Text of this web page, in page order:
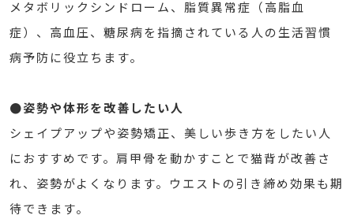
メタボリックシンドローム、脂質異常症（高脂血
症）、高血圧、糖尿病を指摘されている人の生活習慣
病予防に役立ちます。
●姿勢や体形を改善したい人
シェイプアップや姿勢矯正、美しい歩き方をしたい人
におすすめです。肩甲骨を動かすことで猫背が改善さ
れ、姿勢がよくなります。ウエストの引き締め効果も期
待できます。